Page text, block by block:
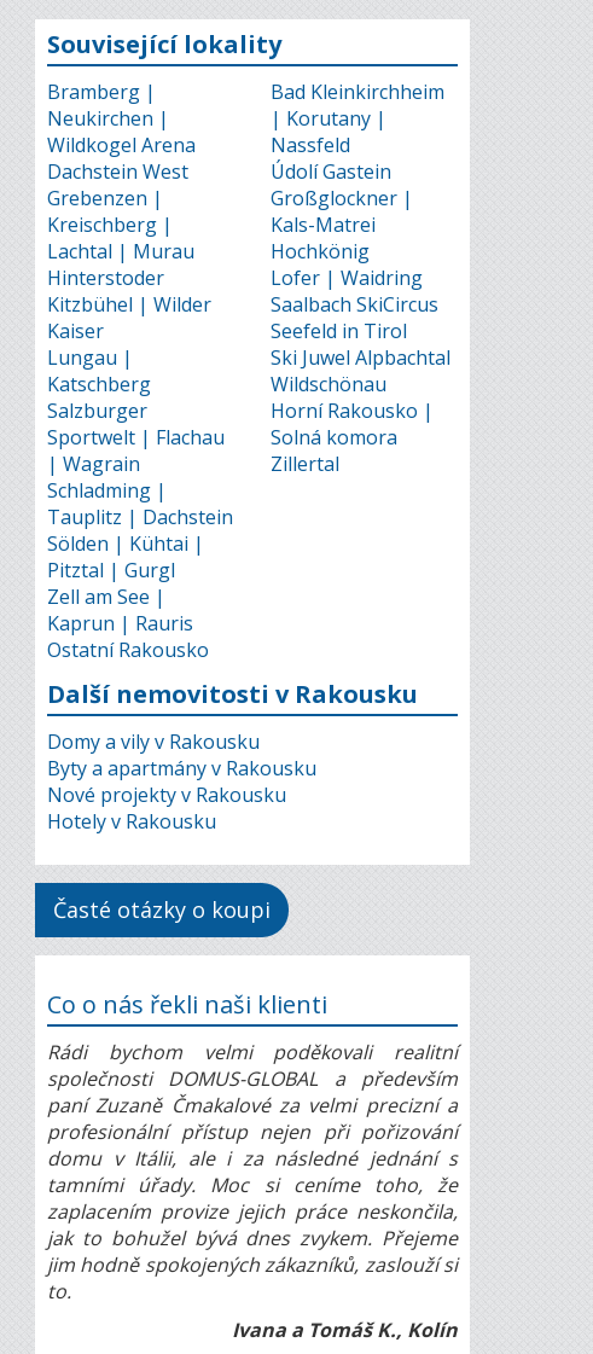
Související lokality
Bramberg |
Neukirchen |
Wildkogel Arena
Dachstein West
Grebenzen |
Kreischberg |
Lachtal | Murau
Hinterstoder
Kitzbühel | Wilder
Kaiser
Lungau |
Katschberg
Salzburger
Sportwelt | Flachau
| Wagrain
Schladming |
Tauplitz | Dachstein
Sölden | Kühtai |
Pitztal | Gurgl
Zell am See |
Kaprun | Rauris
Ostatní Rakousko
Bad Kleinkirchheim
| Korutany |
Nassfeld
Údolí Gastein
Großglockner |
Kals-Matrei
Hochkönig
Lofer | Waidring
Saalbach SkiCircus
Seefeld in Tirol
Ski Juwel Alpbachtal
Wildschönau
Horní Rakousko |
Solná komora
Zillertal
Další nemovitosti v Rakousku
Domy a vily v Rakousku
Byty a apartmány v Rakousku
Nové projekty v Rakousku
Hotely v Rakousku
Časté otázky o koupi
Co o nás řekli naši klienti
Rádi bychom velmi poděkovali realitní
společnosti DOMUS-GLOBAL a především
paní Zuzaně Čmakalové za velmi precizní a
profesionální přístup nejen při pořizování
domu v Itálii, ale i za následné jednání s
tamními úřady. Moc si ceníme toho, že
zaplacením provize jejich práce neskončila,
jak to bohužel bývá dnes zvykem. Přejeme
jim hodně spokojených zákazníků, zaslouží si
to.
Ivana a Tomáš K., Kolín